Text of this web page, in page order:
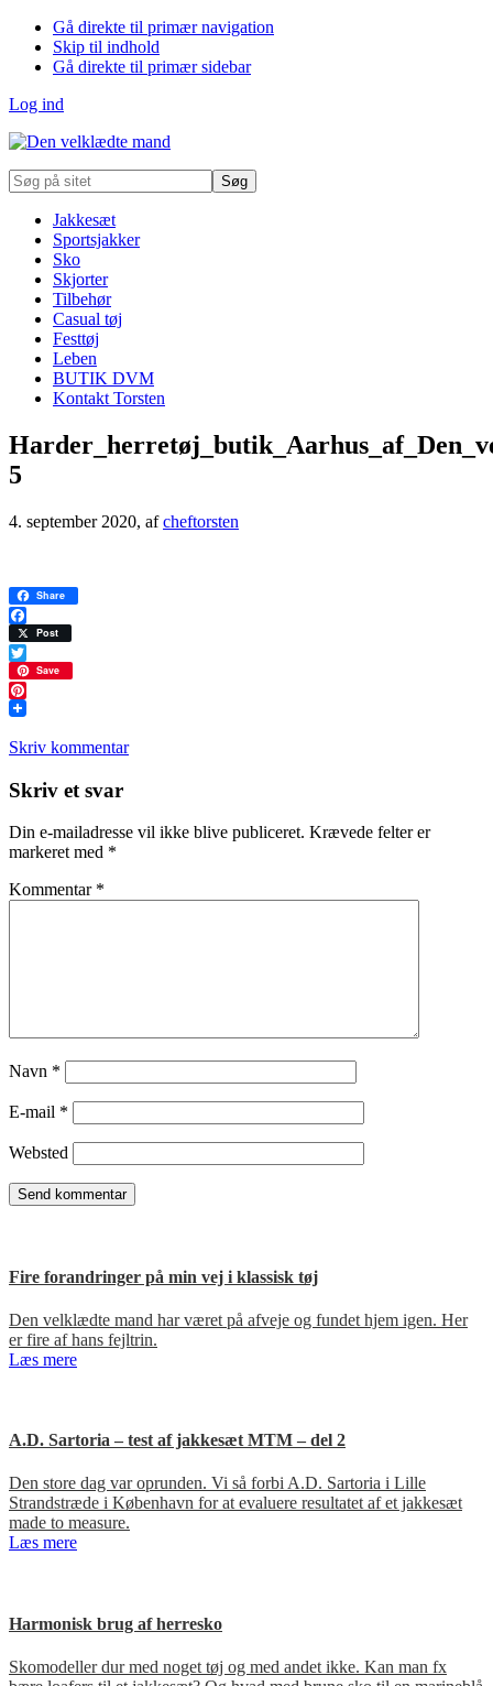
Gå direkte til primær navigation
Skip til indhold
Gå direkte til primær sidebar
Log ind
Søg
på
Jakkesæt
Sportsjakker
Sko
Skjorter
Tilbehør
Casual tøj
Festtøj
Leben
BUTIK DVM
Kontakt Torsten
5
4. september 2020, afcheftorsten
Share
Facebook
Post
Twitter
Save
Pinterest
Skriv kommentar
Læserinteraktioner
Skriv et svar
Din e-mailadresse vil ikke blive publiceret. Krævede felter er
markeret med *
Kommentar *
Navn *
E-mail *
Websted
Fire forandringer på min vej i klassisk tøj
Den velklædte mand har været på afveje og fundet hjem igen. Her
er fire af hans fejltrin.
Læs mere
A.D. Sartoria – test af jakkesæt MTM – del 2
Den store dag var oprunden. Vi så forbi A.D. Sartoria i Lille
Strandstræde i København for at evaluere resultatet af et jakkesæt
made to measure.
Læs mere
Harmonisk brug af herresko
Skomodeller dur med noget tøj og med andet ikke. Kan man fx